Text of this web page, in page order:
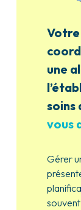
Votre
une
soins
vous
Gérer